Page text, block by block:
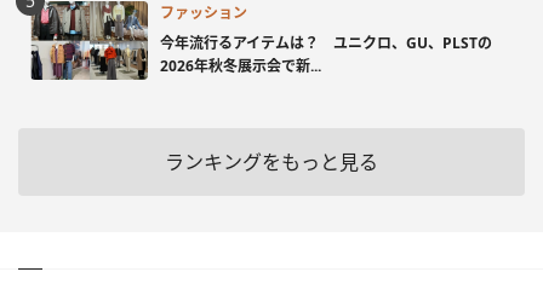
ファッション
今年流行るアイテムは？ ユニクロ、GU、PLSTの
2026年秋冬展示会で新...
ランキングをもっと見る